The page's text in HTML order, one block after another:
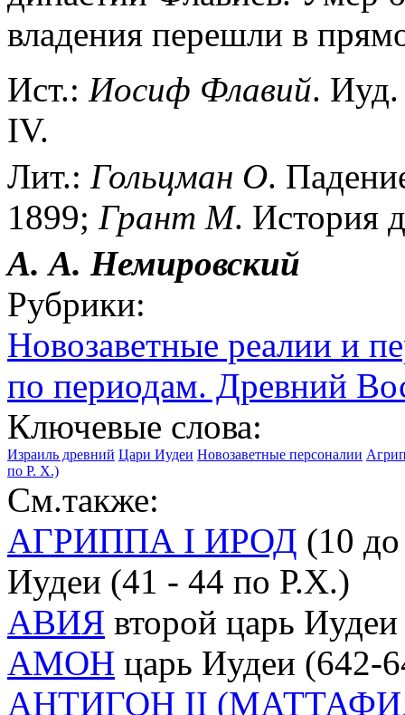
владения перешли в
Ист.: Иосиф Флавий.
IV.
Лит.: Гольцман О.
1899; Грант М. История
А. А. Немировский
Рубрики:
Новозаветные реалии и
по периодам. Древний
Ключевые слова:
Израиль древний Цари Иудеи Новозаветные персоналии
по Р. Х.)
См.также:
АГРИППА I ИРОД (10
Иудеи (41 - 44 по Р.Х.)
АВИЯ второй царь Иудеи
АМОН царь Иудеи (642-
АНТИГОН II